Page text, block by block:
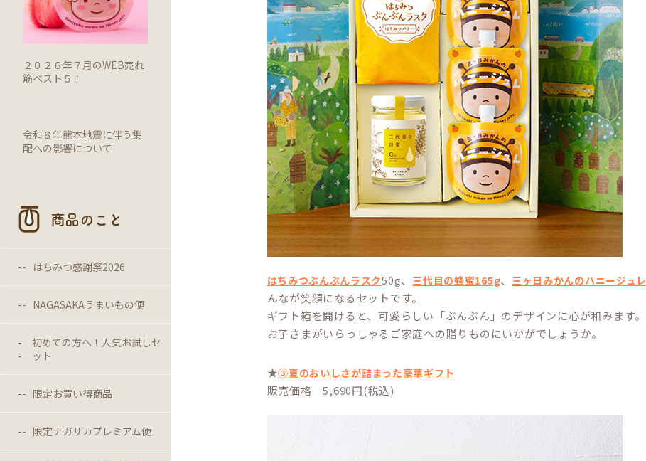
２０２６年７月のWEB売れ
筋ベスト５！
令和８年熊本地震に伴う集
配への影響について
商品のこと
はちみつ感謝祭2026
NAGASAKAうまいもの便
初めての方へ！人気お試しセ
ット
限定お買い得商品
限定ナガサカプレミアム便
はちみつぶんぶんラスク50g、 三代目の蜂蜜165g、 三ヶ日みかんのハニージュレ
んなが笑顔になるセットです。
ギフト箱を開けると、可愛らしい「ぶんぶん」のデザインに心が和みます。
お子さまがいらっしゃるご家庭への贈りものにいかがでしょうか。
★③夏のおいしさが詰まった豪華ギフト
販売価格 5,690円(税込)